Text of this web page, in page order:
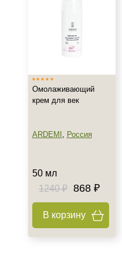
Омолаживающий
крем для век
ARDEMI , Россия
50 мл
1240 ₽
868 ₽
В корзину